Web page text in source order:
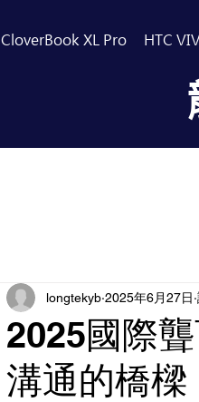
CloverBook XL Pro HTC
2025國際
溝通的橋樑
longtekyb 2025年6月27日